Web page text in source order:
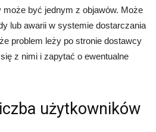
może być jednym z objawów. Może
lub awarii w systemie dostarczania
problem leży po stronie dostawcy
z nimi i zapytać o ewentualne
użytkowników